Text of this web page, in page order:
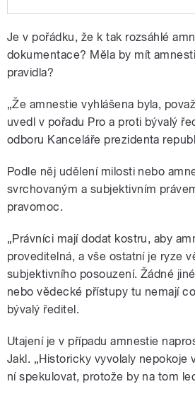
pause
novoroční amnestii
Klause z roku 2013
novinář Tomáš Němeček.
Moderuje Renata
Je v pořádku, že k tak rozsáhlé
dokumentace? Měla by mít
pravidla?
„Že amnestie vyhlášena byla,
uvedl v pořadu Pro a proti bývalý
odboru Kanceláře prezidenta
Podle něj udělení milosti nebo
svrchovaným a subjektivním
pravomoc.
„Právníci mají dodat kostru, aby
proveditelná, a vše ostatní je ryze
subjektivního posouzení. Žádné
nebo vědecké přístupy tu nemají
bývalý ředitel.
Utajení je v případu amnestie
Jakl. „Historicky vyvolaly nepokoje
ní spekulovat, protože by na tom